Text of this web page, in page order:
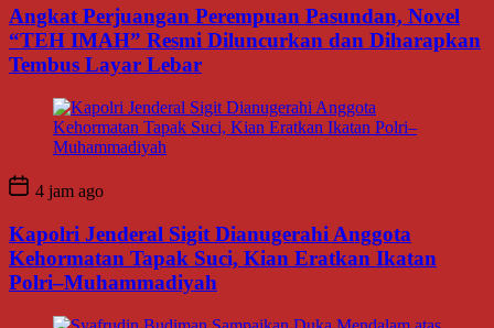
Angkat Perjuangan Perempuan Pasundan, Novel
“TEH IMAH” Resmi Diluncurkan dan Diharapkan
Tembus Layar Lebar
4 jam ago
Kapolri Jenderal Sigit Dianugerahi Anggota
Kehormatan Tapak Suci, Kian Eratkan Ikatan
Polri–Muhammadiyah